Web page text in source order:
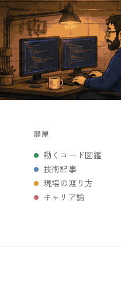
部屋
動くコード図鑑
技術記事
現場の渡り方
キャリア論